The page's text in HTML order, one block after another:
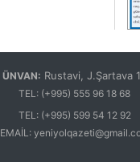
ÜNVAN: Rustavi, J.Şartava
TEL: (+995) 555 96 18 68
TEL: (+995) 599 54 12 92
EMAİL: